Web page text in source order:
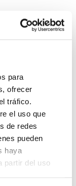
para
ofrecer
tráfico.
el uso que
de redes
pueden
haya
partir del uso
con estilo
debajo de